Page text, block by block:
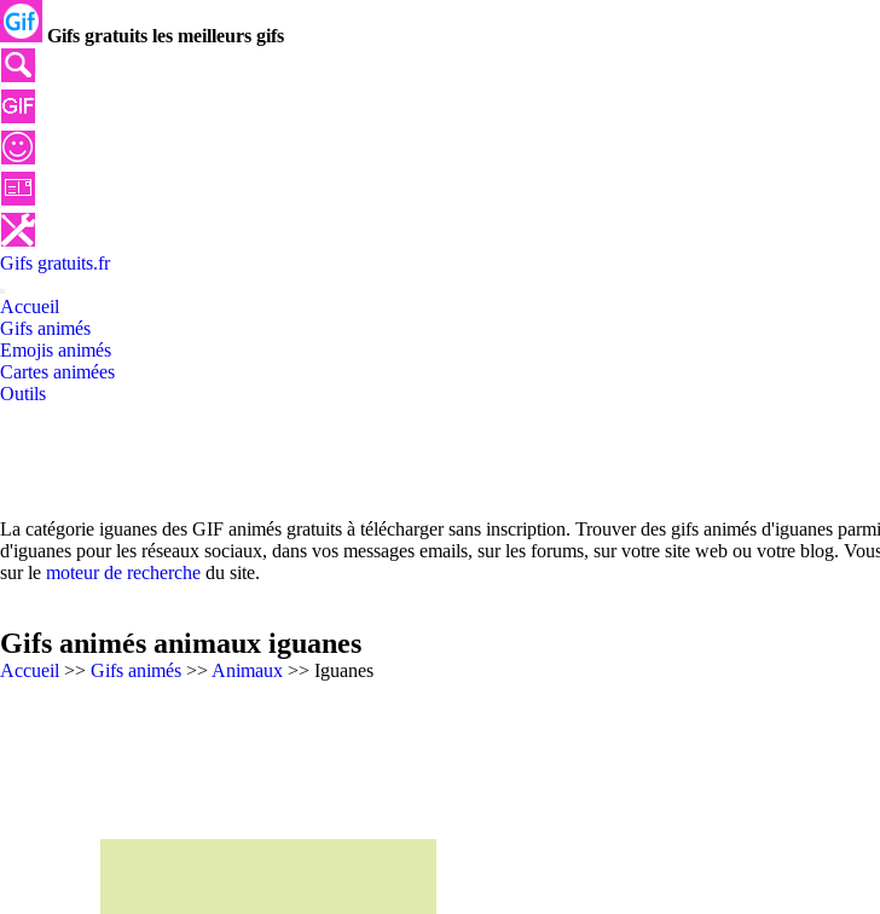
Gifs gratuits les meilleurs gifs
Gifs gratuits.fr
Accueil
Gifs animés
Emojis animés
Cartes animées
Outils
La catégorie iguanes des GIF animés gratuits à télécharger sans inscription. Trouver des gifs animés d'iguanes
d'iguanes pour les réseaux sociaux, dans vos messages emails, sur les forums, sur votre site web ou votre blog.
sur le moteur de recherche du site.
Gifs animés animaux iguanes
Accueil >> Gifs animés >> Animaux >> Iguanes